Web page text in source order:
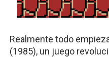
Realmente todo
(1985), un juego